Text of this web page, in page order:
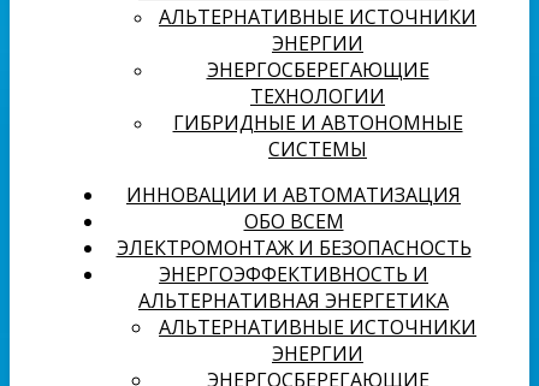
АЛЬТЕРНАТИВНЫЕ ИСТОЧНИКИ
ЭНЕРГИИ
ЭНЕРГОСБЕРЕГАЮЩИЕ
ТЕХНОЛОГИИ
ГИБРИДНЫЕ И АВТОНОМНЫЕ
СИСТЕМЫ
ИННОВАЦИИ И АВТОМАТИЗАЦИЯ
ОБО ВСЕМ
ЭЛЕКТРОМОНТАЖ И БЕЗОПАСНОСТЬ
ЭНЕРГОЭФФЕКТИВНОСТЬ И
АЛЬТЕРНАТИВНАЯ ЭНЕРГЕТИКА
АЛЬТЕРНАТИВНЫЕ ИСТОЧНИКИ
ЭНЕРГИИ
ЭНЕРГОСБЕРЕГАЮЩИЕ